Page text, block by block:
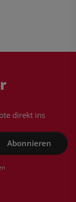
direkt ins
Abonnieren